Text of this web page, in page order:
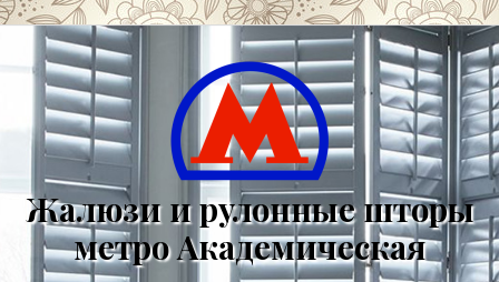
Жалюзи и рулонные шторы
метро Академическая